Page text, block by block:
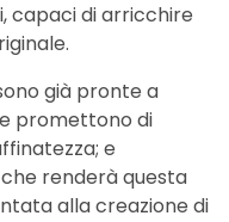
capaci di arricchire
già pronte a
promettono di
e
renderà questa
alla creazione di